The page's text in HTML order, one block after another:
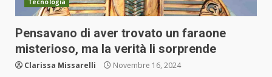
Tecnologia
Pensavano di aver trovato un faraone
misterioso, ma la verità li sorprende
Clarissa Missarelli Novembre 16, 2024